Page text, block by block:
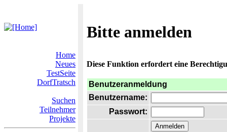
Bitte anmelden
Home
Neues
TestSeite
DorfTratsch
Suchen
Teilnehmer
Projekte
Diese Funktion erfordert eine
Benutzeranmeldung
Benutzername:
Passwort: